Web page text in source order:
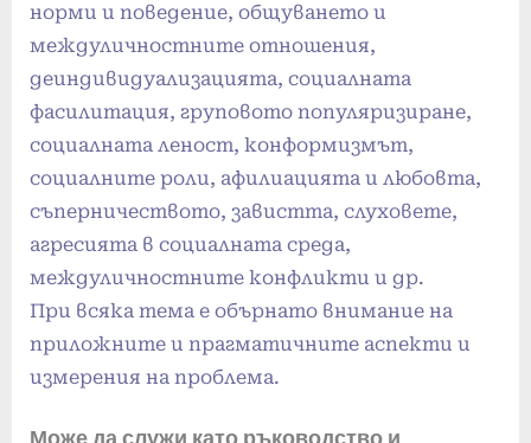
норми и поведение, общуването и
междуличностните отношения,
деиндивидуализацията, социалната
фасилитация, груповото популяризиране,
социалната леност, конформизмът,
социалните роли, афилиацията и любовта,
съперничеството, завистта, слуховете,
агресията в социалната среда,
междуличностните конфликти и др.
При всяка тема е обърнато внимание на
приложните и прагматичните аспекти и
измерения на проблема.